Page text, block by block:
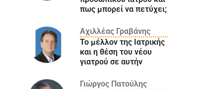
πως μπορεί να πετύχει;
Αχιλλέας Γραβάνης
Το μέλλον της Ιατρικής
και η θέση του νέου
γιατρού σε αυτήν
Γιώργος Πατούλης